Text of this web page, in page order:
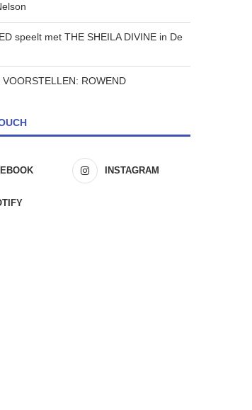
speelt met THE SHEILA DIVINE in De
VOORSTELLEN: ROWEND
INSTAGRAM